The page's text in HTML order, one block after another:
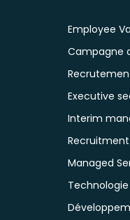
Employee
Campagne
Executive
Interim
Managed